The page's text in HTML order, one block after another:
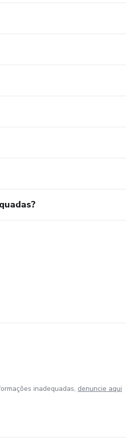
inadequadas, denuncie aqui